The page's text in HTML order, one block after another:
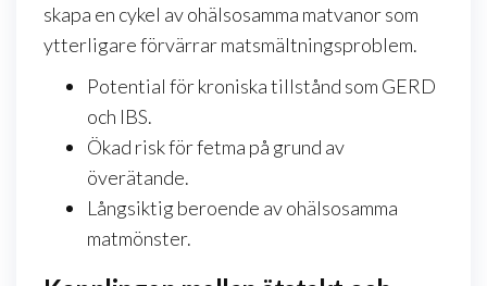
skapa en cykel av ohälsosamma matvanor som
ytterligare förvärrar matsmältningsproblem.
Potential för kroniska tillstånd som GERD
och IBS.
Ökad risk för fetma på grund av
överätande.
Långsiktig beroende av ohälsosamma
matmönster.